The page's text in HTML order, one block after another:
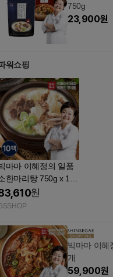
750g
23,900원
워쇼핑
마마 이혜정의 일품
한마리탕 750g x 10
원
빅마마 이혜
개
59,900원